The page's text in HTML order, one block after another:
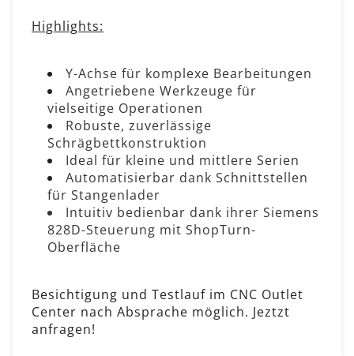
Highlights:
Y-Achse für komplexe Bearbeitungen
Angetriebene Werkzeuge für
vielseitige Operationen
Robuste, zuverlässige
Schrägbettkonstruktion
Ideal für kleine und mittlere Serien
Automatisierbar dank Schnittstellen
für Stangenlader
Intuitiv bedienbar dank ihrer Siemens
828D-Steuerung mit ShopTurn-
Oberfläche
Besichtigung und Testlauf im CNC Outlet
Center nach Absprache möglich. Jeztzt
anfragen!